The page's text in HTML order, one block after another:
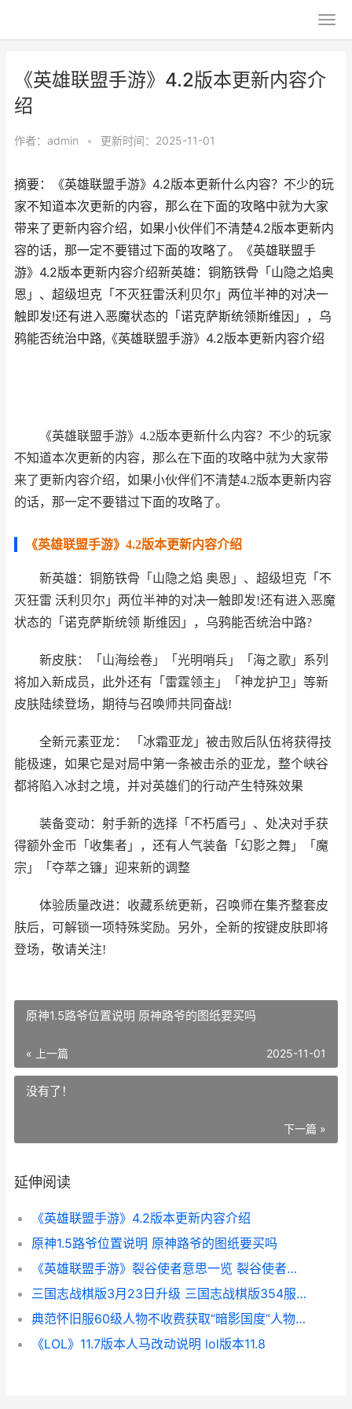
《英雄联盟手游》4.2版本更新内容介
绍
作者： admin • 更新时间：2025-11-01
摘要：《英雄联盟手游》4.2版本更新什么内容？不少的玩
家不知道本次更新的内容，那么在下面的攻略中就为大家
带来了更新内容介绍，如果小伙伴们不清楚4.2版本更新内
容的话，那一定不要错过下面的攻略了。《英雄联盟手
游》4.2版本更新内容介绍新英雄：铜筋铁骨「山隐之焰奥
恩」、超级坦克「不灭狂雷沃利贝尔」两位半神的对决一
触即发!还有进入恶魔状态的「诺克萨斯统领斯维因」，乌
鸦能否统治中路,《英雄联盟手游》4.2版本更新内容介绍
《英雄联盟手游》4.2版本更新什么内容？不少的玩家
不知道本次更新的内容，那么在下面的攻略中就为大家带
来了更新内容介绍，如果小伙伴们不清楚4.2版本更新内容
的话，那一定不要错过下面的攻略了。
《英雄联盟手游》4.2版本更新内容介绍
新英雄：铜筋铁骨「山隐之焰 奥恩」、超级坦克「不
灭狂雷 沃利贝尔」两位半神的对决一触即发!还有进入恶魔
状态的「诺克萨斯统领 斯维因」，乌鸦能否统治中路?
新皮肤：「山海绘卷」「光明哨兵」「海之歌」系列
将加入新成员，此外还有「雷霆领主」「神龙护卫」等新
皮肤陆续登场，期待与召唤师共同奋战!
全新元素亚龙： 「冰霜亚龙」被击败后队伍将获得技
能极速，如果它是对局中第一条被击杀的亚龙，整个峡谷
都将陷入冰封之境，并对英雄们的行动产生特殊效果
装备变动：射手新的选择「不朽盾弓」、处决对手获
得额外金币「收集者」，还有人气装备「幻影之舞」「魔
宗」「夺萃之镰」迎来新的调整
体验质量改进：收藏系统更新，召唤师在集齐整套皮
肤后，可解锁一项特殊奖励。另外，全新的按键皮肤即将
登场，敬请关注!
原神1.5路爷位置说明 原神路爷的图纸要买吗
« 上一篇 2025-11-01
没有了！
下一篇 »
延伸阅读
《英雄联盟手游》4.2版本更新内容介绍
原神1.5路爷位置说明 原神路爷的图纸要买吗
《英雄联盟手游》裂谷使者意思一览 裂谷使者是什么
三国志战棋版3月23日升级 三国志战棋版354服开服时间
典范怀旧服60级人物不收费获取“暗影国度”人物直升服务 典范6相当于什么水平
《LOL》11.7版本人马改动说明 lol版本11.8